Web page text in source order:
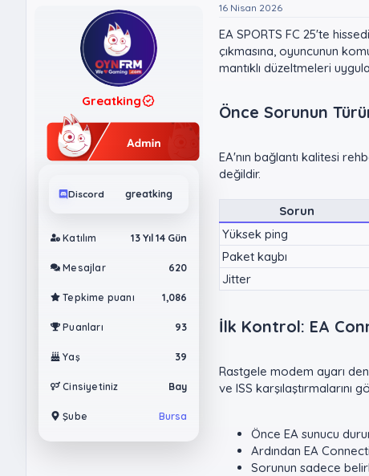
i
h
i
Greatking
Discord greatking
Katılım 13 Yıl 14 Gün
Mesajlar 620
Tepkime puanı 1,086
Puanları 93
Yaş 39
Cinsiyetiniz Bay
Şube Bursa
16 Nisan 2026
EA SPORTS FC 25'te
çıkmasına, oyuncunun
mantıklı düzeltmeleri
Önce Sorunun
EA'nın bağlantı kalitesi
değildir.
Sorun
Yüksek ping
Paket kaybı
Jitter
İlk Kontrol: EA
Rastgele modem ayarı
ve ISS karşılaştırmalarını
Önce EA sunucu
Ardından EA
Sorunun sadece